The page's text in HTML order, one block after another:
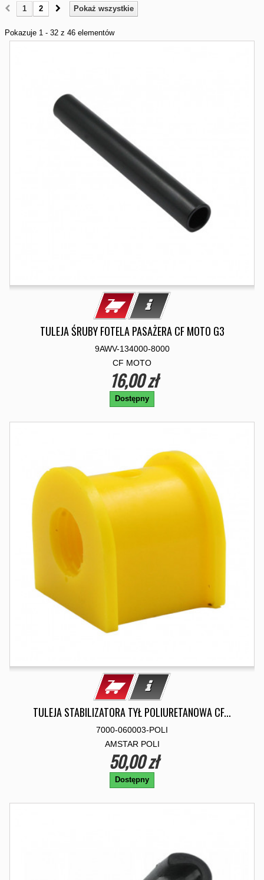
Pokaż wszystkie
1 2
Pokazuje 1 - 32 z 46 elementów
TULEJA ŚRUBY FOTELA PASAŻERA CF MOTO G3
9AWV-134000-8000
CF MOTO
16,00 zł
Dostępny
TULEJA STABILIZATORA TYŁ POLIURETANOWA CF...
7000-060003-POLI
AMSTAR POLI
50,00 zł
Dostępny